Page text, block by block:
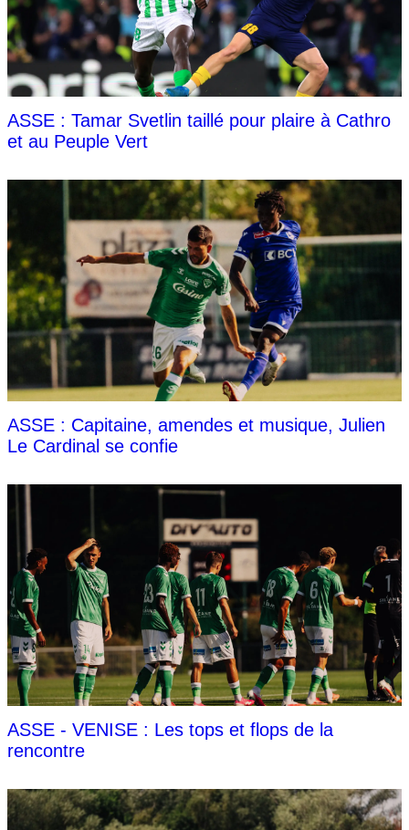
ASSE : Tamar Svetlin taillé pour plaire à Cathro
et au Peuple Vert
ASSE : Capitaine, amendes et musique, Julien
Le Cardinal se confie
ASSE - VENISE : Les tops et flops de la
rencontre